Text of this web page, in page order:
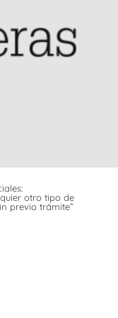
otro tipo de
previo trámite”